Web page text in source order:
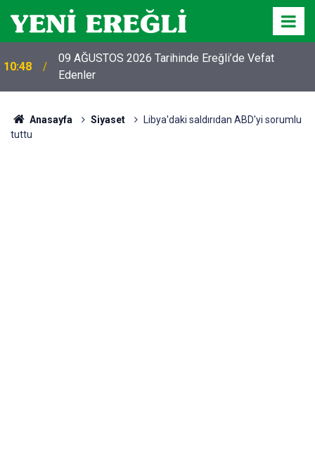
10:48
09 AĞUSTOS 2026 Tarihinde Ereğli’de Vefat
Edenler
Anasayfa Siyaset
Libya'daki saldırıdan ABD'yi sorumlu
tuttu